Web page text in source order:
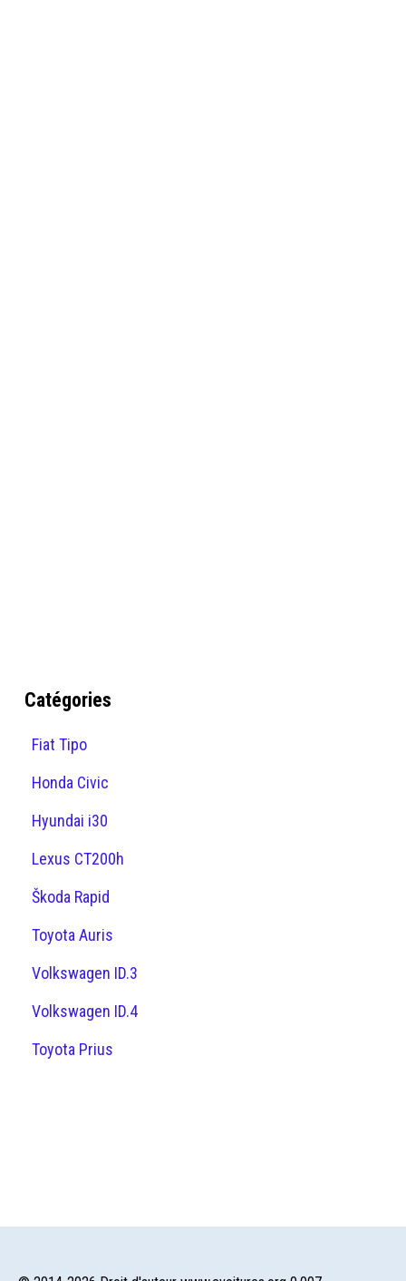
Catégories
Fiat Tipo
Honda Civic
Hyundai i30
Lexus CT200h
Škoda Rapid
Toyota Auris
Volkswagen ID.3
Volkswagen ID.4
Toyota Prius